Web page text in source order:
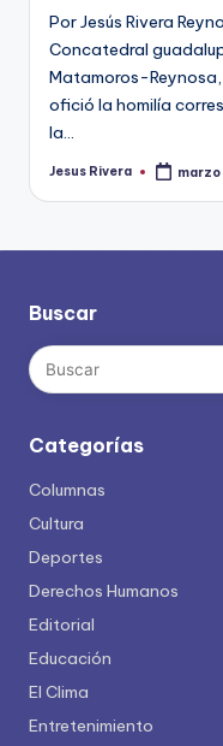
Por Jesús Rivera
Concatedral
Matamoros-Reynosa,
ofició la homilía
la…
Publicado
Jesus Rivera marzo
Buscar
Categorías
Columnas
Cultura
Deportes
Derechos Humanos
Editorial
Educación
El Clima
Entretenimiento